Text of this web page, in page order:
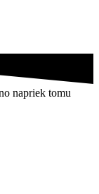
napriek tomu